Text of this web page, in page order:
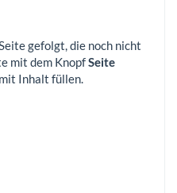
gefolgt, die noch nicht
mit dem KnopfSeite
Inhalt füllen.